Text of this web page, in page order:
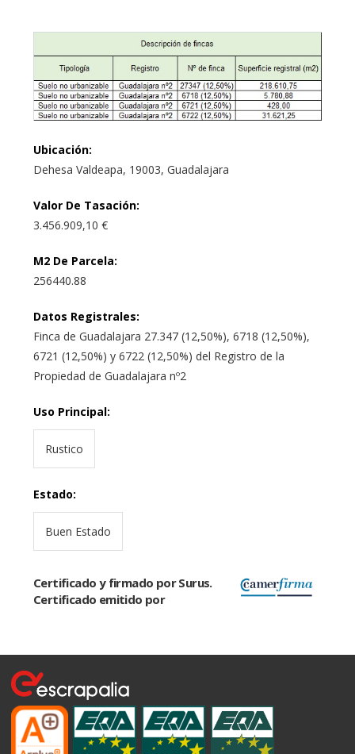
Ubicación:
Dehesa Valdeapa, 19003, Guadalajara
Valor De Tasación:
3.456.909,10 €
M2 De Parcela:
256440.88
Datos Registrales:
Finca de Guadalajara 27.347 (12,50%), 6718 (12,50%),
6721 (12,50%) y 6722 (12,50%) del Registro de la
Propiedad de Guadalajara nº2
Uso Principal:
Rustico
Estado:
Buen Estado
Certificado y firmado por Surus.
Certificado emitido por